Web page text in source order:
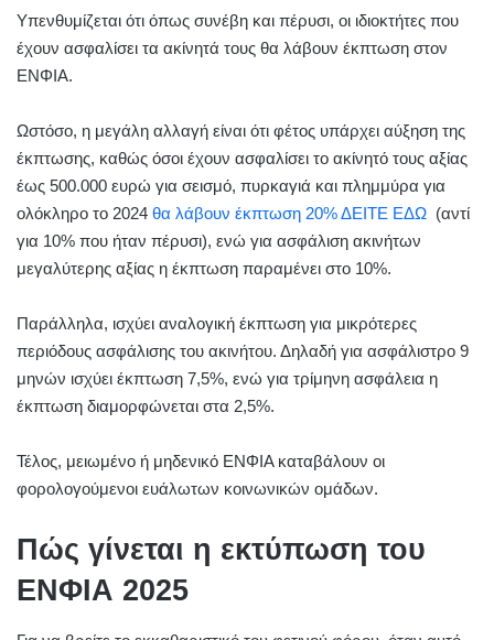
Υπενθυμίζεται ότι όπως συνέβη και πέρυσι, οι ιδιοκτήτες που
έχουν ασφαλίσει τα ακίνητά τους θα λάβουν έκπτωση στον
ΕΝΦΙΑ.
Ωστόσο, η μεγάλη αλλαγή είναι ότι φέτος υπάρχει αύξηση της
έκπτωσης, καθώς όσοι έχουν ασφαλίσει το ακίνητό τους αξίας
έως 500.000 ευρώ για σεισμό, πυρκαγιά και πλημμύρα για
ολόκληρο το 2024 θα λάβουν έκπτωση 20% ΔΕΙΤΕ ΕΔΩ (αντί
για 10% που ήταν πέρυσι), ενώ για ασφάλιση ακινήτων
μεγαλύτερης αξίας η έκπτωση παραμένει στο 10%.
Παράλληλα, ισχύει αναλογική έκπτωση για μικρότερες
περιόδους ασφάλισης του ακινήτου. Δηλαδή για ασφάλιστρο 9
μηνών ισχύει έκπτωση 7,5%, ενώ για τρίμηνη ασφάλεια η
έκπτωση διαμορφώνεται στα 2,5%.
Τέλος, μειωμένο ή μηδενικό ΕΝΦΙΑ καταβάλουν οι
φορολογούμενοι ευάλωτων κοινωνικών ομάδων.
Πώς γίνεται η εκτύπωση του
ΕΝΦΙΑ 2025